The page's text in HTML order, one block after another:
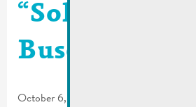
“Solarenergie
Buschland”
October 6, 2022